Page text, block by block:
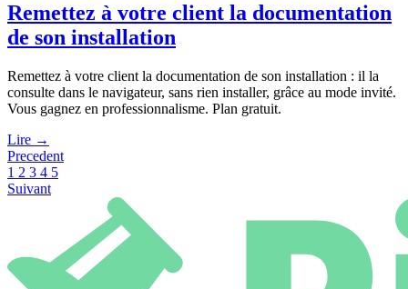
Remettez à votre client la documentation
de son installation
Remettez à votre client la documentation de son installation : il la
consulte dans le navigateur, sans rien installer, grâce au mode invité.
Vous gagnez en professionnalisme. Plan gratuit.
Lire →
Precedent
1 2 3 4 5
Suivant